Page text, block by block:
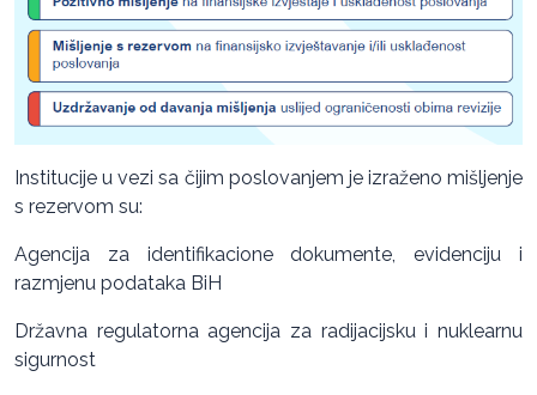
Institucije u vezi sa čijim poslovanjem je izraženo mišljenje
s rezervom su:
Agencija za identifikacione dokumente, evidenciju i
razmjenu podataka BiH
Državna regulatorna agencija za radijacijsku i nuklearnu
sigurnost